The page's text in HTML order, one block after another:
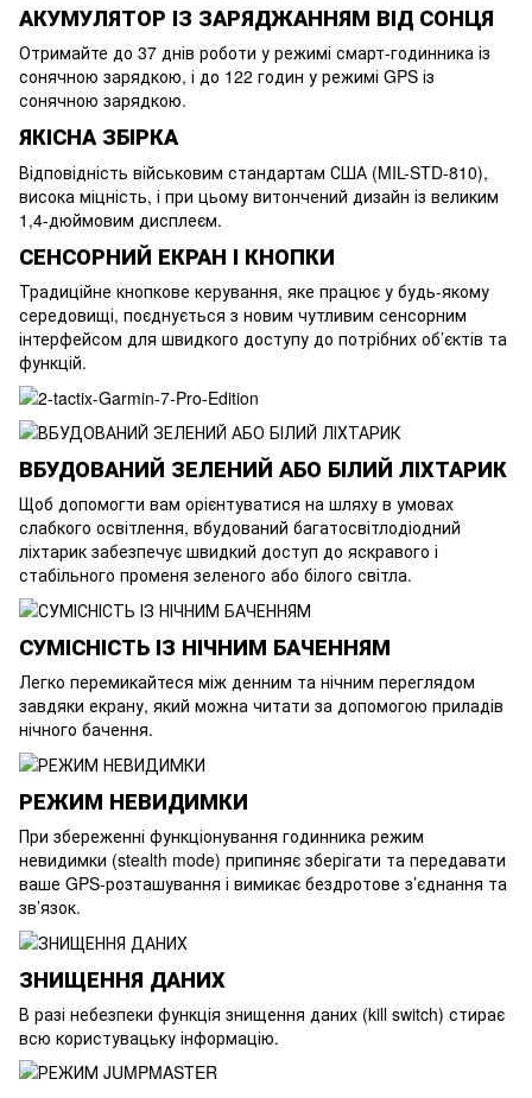
АКУМУЛЯТОР ІЗ ЗАРЯДЖАННЯМ ВІД СОНЦЯ
Отримайте до 37 днів роботи у режимі смарт-годинника із
сонячною зарядкою, і до 122 годин у режимі GPS із
сонячною зарядкою.
ЯКІСНА ЗБІРКА
Відповідність військовим стандартам США (MIL-STD-810),
висока міцність, і при цьому витончений дизайн із великим
1,4-дюймовим дисплеєм.
СЕНСОРНИЙ ЕКРАН І КНОПКИ
Традиційне кнопкове керування, яке працює у будь-якому
середовищі, поєднується з новим чутливим сенсорним
інтерфейсом для швидкого доступу до потрібних об’єктів та
функцій.
ВБУДОВАНИЙ ЗЕЛЕНИЙ АБО БІЛИЙ ЛІХТАРИК
Щоб допомогти вам орієнтуватися на шляху в умовах
слабкого освітлення, вбудований багатосвітлодіодний
ліхтарик забезпечує швидкий доступ до яскравого і
стабільного променя зеленого або білого світла.
СУМІСНІСТЬ ІЗ НІЧНИМ БАЧЕННЯМ
Легко перемикайтеся між денним та нічним переглядом
завдяки екрану, який можна читати за допомогою приладів
нічного бачення.
РЕЖИМ НЕВИДИМКИ
При збереженні функціонування годинника режим
невидимки (stealth mode) припиняє зберігати та передавати
ваше GPS-розташування і вимикає бездротове з’єднання та
зв’язок.
ЗНИЩЕННЯ ДАНИХ
В разі небезпеки функція знищення даних (kill switch) стирає
всю користувацьку інформацію.